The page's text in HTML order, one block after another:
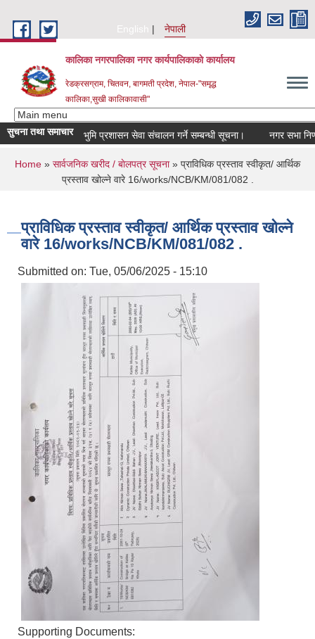
English
नेपाली
कालिका नगरपालिका नगर कार्यपालिकाकाे कार्यालय
रेडक्रसग्राम, चितवन, बागमती प्रदेश, नेपाल-"समृद्ध
कालिका,सुखी कालिकावासी"
सुचना तथा समाचारभुमि प्रशासन सेवा संचालन गर्ने सम्बन्धी सूचना। नगर सभा
You are here
Home » सार्वजनिक खरीद / बाेलपत्र सूचना» प्राविधिक प्रस्ताव स्वीकृत/ आर्थिक
प्रस्ताव खोल्ने वारे 16/works/NCB/KM/081/082 .
प्राविधिक प्रस्ताव स्वीकृत/ आर्थिक प्रस्ताव खोल्ने
वारे 16/works/NCB/KM/081/082 .
Submitted on: Tue, 05/06/2025 - 15:10
Supporting Documents: